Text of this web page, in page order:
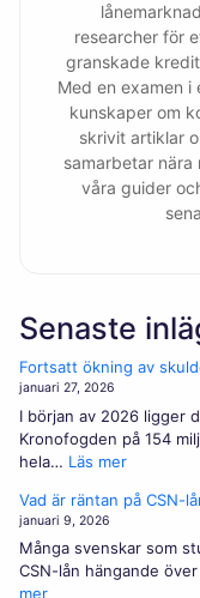
researcher för
granskade
Med en examen
kunskaper om
skrivit artiklar
samarbetar
våra guider
Senaste
Fortsatt ökning av
januari 27, 2026
I början av 2026 ligger
Kronofogden på 154
hela… Läs mer:
ökning
skulder
hos
Vad är räntan på CSN-
januari 9, 2026
Många svenskar som
CSN-lån hängande
mer: